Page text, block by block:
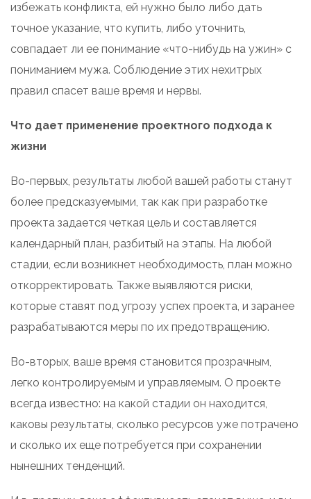
избежать конфликта, ей нужно было либо дать
точное указание, что купить, либо уточнить,
совпадает ли ее понимание «что-нибудь на ужин» с
пониманием мужа. Соблюдение этих нехитрых
правил спасет ваше время и нервы.
Что дает применение проектного подхода к
жизни
Во-первых, результаты любой вашей работы станут
более предсказуемыми, так как при разработке
проекта задается четкая цель и составляется
календарный план, разбитый на этапы. На любой
стадии, если возникнет необходимость, план можно
откорректировать. Также выявляются риски,
которые ставят под угрозу успех проекта, и заранее
разрабатываются меры по их предотвращению.
Во-вторых, ваше время становится прозрачным,
легко контролируемым и управляемым. О проекте
всегда известно: на какой стадии он находится,
каковы результаты, сколько ресурсов уже потрачено
и сколько их еще потребуется при сохранении
нынешних тенденций.